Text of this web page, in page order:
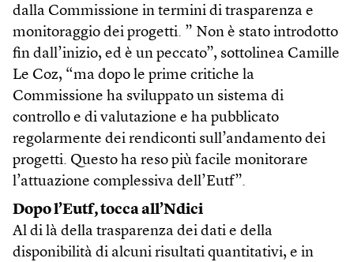
dalla Commissione in termini di trasparenza e
monitoraggio dei progetti. ” Non è stato introdotto
fin dall’inizio, ed è un peccato”, sottolinea Camille
Le Coz, “ma dopo le prime critiche la
Commissione ha sviluppato un sistema di
controllo e di valutazione e ha pubblicato
regolarmente dei rendiconti sull’andamento dei
progetti. Questo ha reso più facile monitorare
l’attuazione complessiva dell’Eutf”.
Dopo l’Eutf, tocca all’Ndici
Al di là della trasparenza dei dati e della
disponibilità di alcuni risultati quantitativi, e in